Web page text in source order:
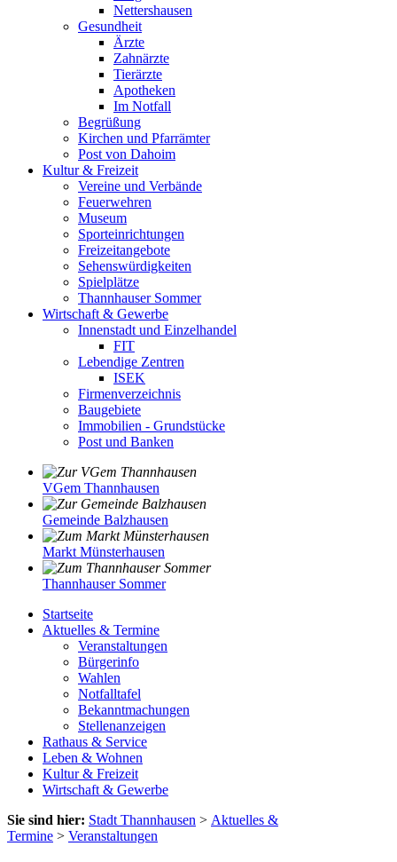
Nettershausen
Gesundheit
Ärzte
Zahnärzte
Tierärzte
Apotheken
Im Notfall
Begrüßung
Kirchen und Pfarrämter
Post von Dahoim
Kultur & Freizeit
Vereine und Verbände
Feuerwehren
Museum
Sporteinrichtungen
Freizeitangebote
Sehenswürdigkeiten
Spielplätze
Thannhauser Sommer
Wirtschaft & Gewerbe
Innenstadt und Einzelhandel
FIT
Lebendige Zentren
ISEK
Firmenverzeichnis
Baugebiete
Immobilien - Grundstücke
Post und Banken
VGem Thannhausen
Gemeinde Balzhausen
Markt Münsterhausen
Thannhauser Sommer
Startseite
Aktuelles & Termine
Veranstaltungen
Bürgerinfo
Wahlen
Notfalltafel
Bekanntmachungen
Stellenanzeigen
Rathaus & Service
Leben & Wohnen
Kultur & Freizeit
Wirtschaft & Gewerbe
Sie sind hier: Stadt Thannhausen > Aktuelles &
Termine > Veranstaltungen